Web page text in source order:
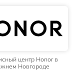
центр Honor в
Новгороде